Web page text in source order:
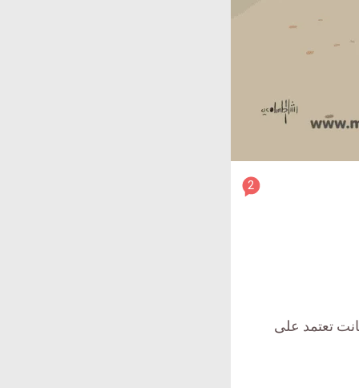
article
2
تعتمد على